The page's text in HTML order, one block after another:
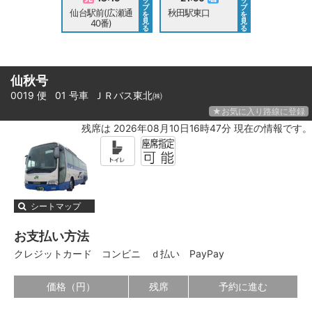
仙台駅前(広瀬通
40番)
プ
を
見
る
秋田駅東口
プ
を
見
る
仙秋号
0019 便 01 号車 ＪＲバス東北㈱
★お気に入り路線に登録
残席は 2026年08月10日16時47分 現在の情報です。
シートマップ
お支払い方法
クレジットカード コンビニ ｄ払い PayPay
価格（円） 残席 予約に進む